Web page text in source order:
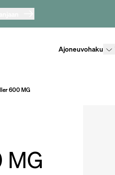
Ajoneuvohaku
600 MG